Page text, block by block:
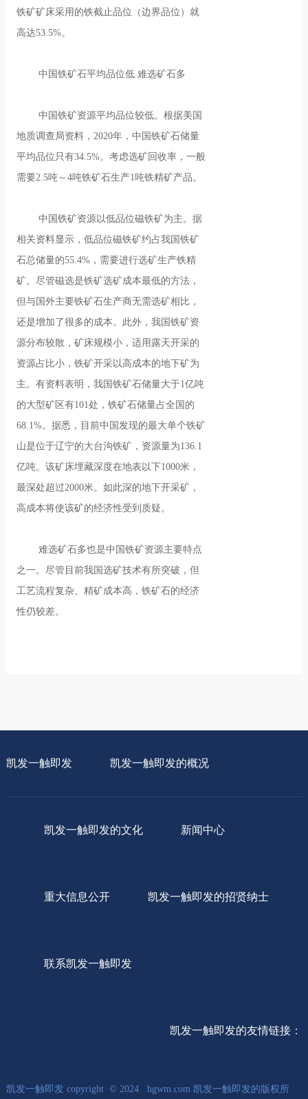
铁矿矿床采用的铁截止品位（边界品位）就
高达53.5%。
中国铁矿石平均品位低 难选矿石多
中国铁矿资源平均品位较低。根据美国
地质调查局资料，2020年，中国铁矿石储量
平均品位只有34.5%。考虑选矿回收率，一般
需要2.5吨～4吨铁矿石生产1吨铁精矿产品。
中国铁矿资源以低品位磁铁矿为主。据
相关资料显示，低品位磁铁矿约占我国铁矿
石总储量的55.4%，需要进行选矿生产铁精
矿。尽管磁选是铁矿选矿成本最低的方法，
但与国外主要铁矿石生产商无需选矿相比，
还是增加了很多的成本。此外，我国铁矿资
源分布较散，矿床规模小，适用露天开采的
资源占比小，铁矿开采以高成本的地下矿为
主。有资料表明，我国铁矿石储量大于1亿吨
的大型矿区有101处，铁矿石储量占全国的
68.1%。据悉，目前中国发现的最大单个铁矿
山是位于辽宁的大台沟铁矿，资源量为136.1
亿吨。该矿床埋藏深度在地表以下1000米，
最深处超过2000米。如此深的地下开采矿，
高成本将使该矿的经济性受到质疑。
难选矿石多也是中国铁矿资源主要特点
之一。尽管目前我国选矿技术有所突破，但
工艺流程复杂、精矿成本高，铁矿石的经济
性仍较差。
凯发一触即发 凯发一触即发的概况
凯发一触即发的文化 新闻中心
重大信息公开 凯发一触即发的招贤纳士
联系凯发一触即发
凯发一触即发的友情链接：
凯发一触即发 copyright © 2024 hgwm.com 凯发一触即发的版权所